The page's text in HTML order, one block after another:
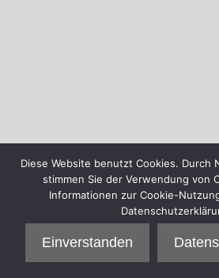
Diese Website benutzt Cookies. Durch
stimmen Sie der Verwendung von
Informationen zur Cookie-
Einverstanden